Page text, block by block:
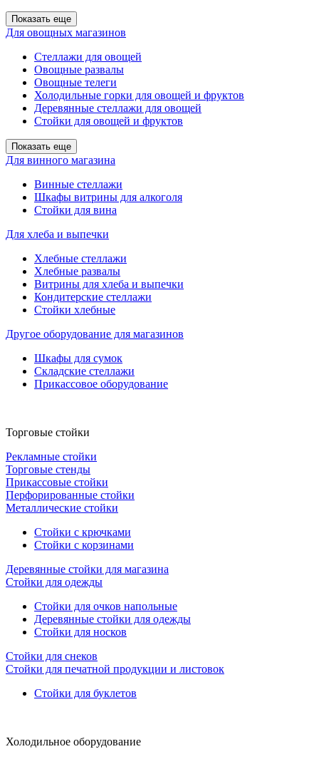
Показать еще
Для овощных магазинов
Стеллажи для овощей
Овощные развалы
Овощные телеги
Холодильные горки для овощей и фруктов
Деревянные стеллажи для овощей
Стойки для овощей и фруктов
Показать еще
Для винного магазина
Винные стеллажи
Шкафы витрины для алкоголя
Стойки для вина
Для хлеба и выпечки
Хлебные стеллажи
Хлебные развалы
Витрины для хлеба и выпечки
Кондитерские стеллажи
Стойки хлебные
Другое оборудование для магазинов
Шкафы для сумок
Складские стеллажи
Прикассовое оборудование
Торговые стойки
Рекламные стойки
Торговые стенды
Прикассовые стойки
Перфорированные стойки
Металлические стойки
Стойки с крючками
Стойки с корзинами
Деревянные стойки для магазина
Стойки для одежды
Стойки для очков напольные
Деревянные стойки для одежды
Стойки для носков
Стойки для снеков
Стойки для печатной продукции и листовок
Стойки для буклетов
Холодильное оборудование